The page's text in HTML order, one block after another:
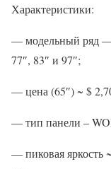
Характеристики:
— модельный ряд —
77″, 83″ и 97″;
— цена (65″) ~ $
— тип панели –
— пиковая яркость